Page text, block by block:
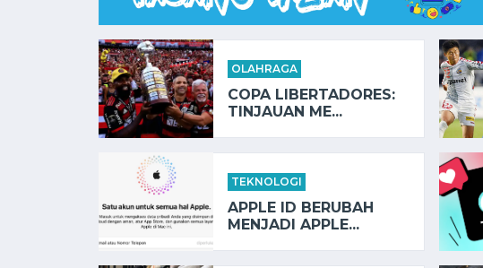
OLAHRAGA
COPA LIBERTADORES:
TINJAUAN ME...
TEKNOLOGI
APPLE ID BERUBAH
MENJADI APPLE...